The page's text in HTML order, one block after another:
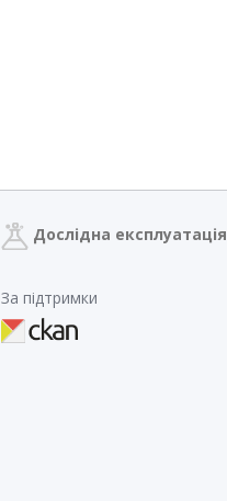
Дослідна експлуатація
За підтримки